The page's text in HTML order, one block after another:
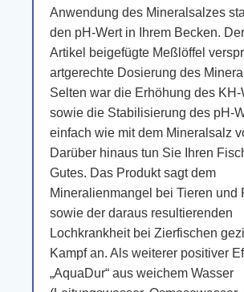
Anwendung des Mineralsalzes
den pH-Wert in Ihrem Becken.
Artikel beigefügte Meßlöffel
artgerechte Dosierung des
Selten war die Erhöhung des KH-
sowie die Stabilisierung des pH-
einfach wie mit dem Mineralsalz
Darüber hinaus tun Sie Ihren
Gutes. Das Produkt sagt dem
Mineralienmangel bei Tieren und
sowie der daraus resultierenden
Lochkrankheit bei Zierfischen
Kampf an. Als weiterer positiver
„AquaDur“ aus weichem Wasser